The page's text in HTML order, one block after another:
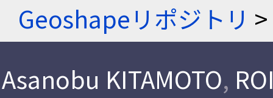
Geoshapeリポジトリ >
Asanobu KITAMOTO,